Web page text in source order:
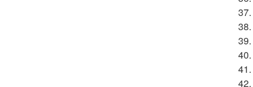
37.
38.
39.
40.
41.
42.